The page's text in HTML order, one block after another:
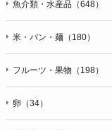
魚介類・水産品（648）
米・パン・麺（180）
フルーツ・果物（198）
卵（34）